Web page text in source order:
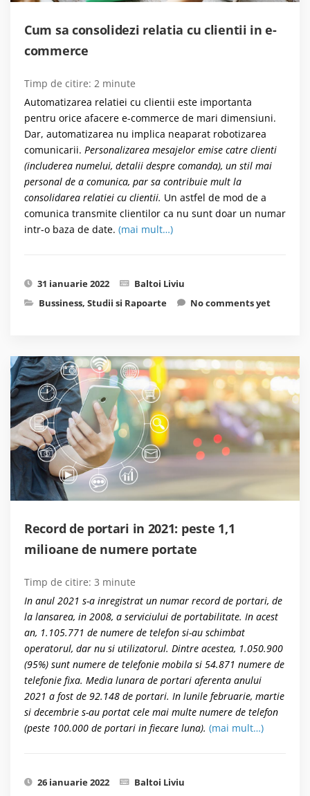
Cum sa consolidezi relatia cu clientii in e-
commerce
Timp de citire: 2 minute
Automatizarea relatiei cu clientii este importanta
pentru orice afacere e-commerce de mari dimensiuni.
Dar, automatizarea nu implica neaparat robotizarea
comunicarii. Personalizarea mesajelor emise catre clienti
(includerea numelui, detalii despre comanda), un stil mai
personal de a comunica, par sa contribuie mult la
consolidarea relatiei cu clientii. Un astfel de mod de a
comunica transmite clientilor ca nu sunt doar un numar
intr-o baza de date. (mai mult…)
31 ianuarie 2022
Baltoi Liviu
Bussiness, Studii si Rapoarte No comments yet
Record de portari in 2021: peste 1,1
milioane de numere portate
Timp de citire: 3 minute
In anul 2021 s-a inregistrat un numar record de portari, de
la lansarea, in 2008, a serviciului de portabilitate. In acest
an, 1.105.771 de numere de telefon si-au schimbat
operatorul, dar nu si utilizatorul. Dintre acestea, 1.050.900
(95%) sunt numere de telefonie mobila si 54.871 numere de
telefonie fixa. Media lunara de portari aferenta anului
2021 a fost de 92.148 de portari. In lunile februarie, martie
si decembrie s-au portat cele mai multe numere de telefon
(peste 100.000 de portari in fiecare luna). (mai mult…)
26 ianuarie 2022
Baltoi Liviu